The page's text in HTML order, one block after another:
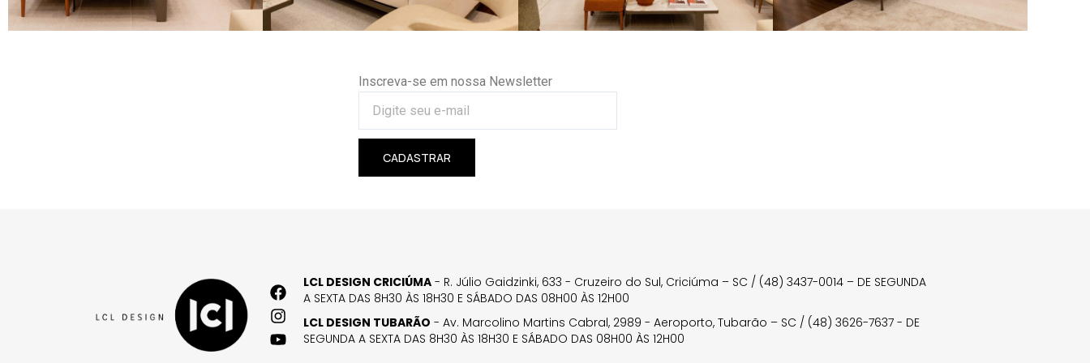
Inscreva-se em nossa Newsletter
CADASTRAR
LCL DESIGN CRICIÚMA - R. Júlio Gaidzinki, 633 - Cruzeiro do Sul, Criciúma – SC / (48) 3437-0014 – DE SEGUNDA
A SEXTA DAS 8H30 ÀS 18H30 E SÁBADO DAS 08H00 ÀS 12H00
LCL DESIGN TUBARÃO - Av. Marcolino Martins Cabral, 2989 - Aeroporto, Tubarão – SC / (48) 3626-7637 - DE
SEGUNDA A SEXTA DAS 8H30 ÀS 18H30 E SÁBADO DAS 08H00 ÀS 12H00